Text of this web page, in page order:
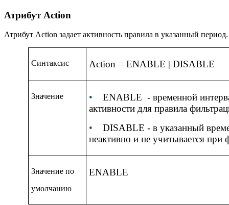
Атрибут Action
Атрибут Action задает активность правила в указанный период.
Синтаксис Action = ENABLE | DISABLE
Значение • ENABLE - временной
активности для правила
•
DISABLE - в указанный
неактивно и не учитывается при
Значение по
умолчанию
ENABLE